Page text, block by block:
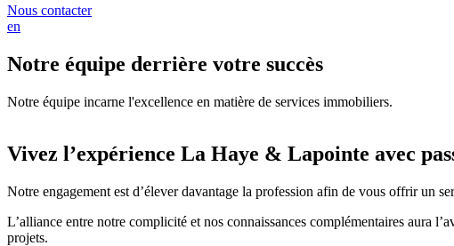
Nous contacter
en
Notre équipe derrière votre succès
Notre équipe incarne l'excellence en matière de services immobiliers.
Vivez l’expérience La Haye & Lapointe avec
Notre engagement est d’élever davantage la profession afin de vous offrir un
L’alliance entre notre complicité et nos connaissances complémentaires aura
projets.